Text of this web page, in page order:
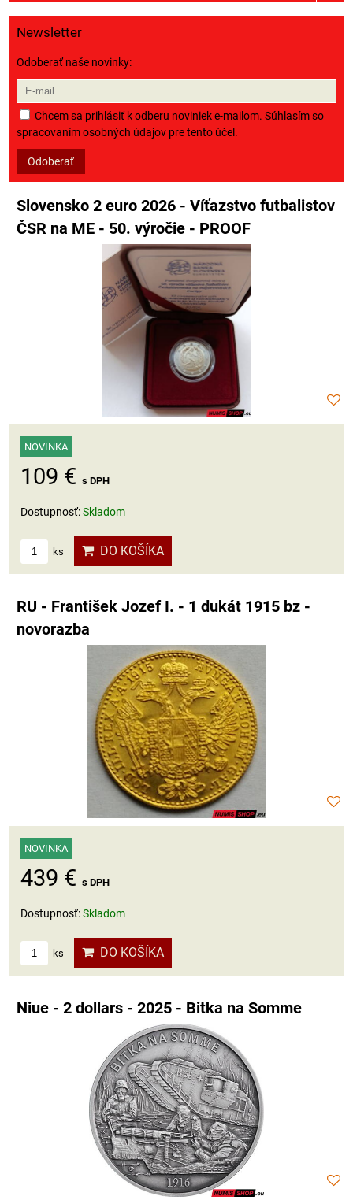
Newsletter
Odoberať naše novinky:
Chcem sa prihlásiť k odberu noviniek e-mailom. Súhlasím so
spracovaním osobných údajov pre tento účel.
Odoberať
Slovensko 2 euro 2026 - Víťazstvo futbalistov
ČSR na ME - 50. výročie - PROOF
NOVINKA
109 € s DPH
Dostupnosť:Skladom
ks DO KOŠÍKA
RU - František Jozef I. - 1 dukát 1915 bz -
novorazba
NOVINKA
439 € s DPH
Dostupnosť:Skladom
ks DO KOŠÍKA
Niue - 2 dollars - 2025 - Bitka na Somme